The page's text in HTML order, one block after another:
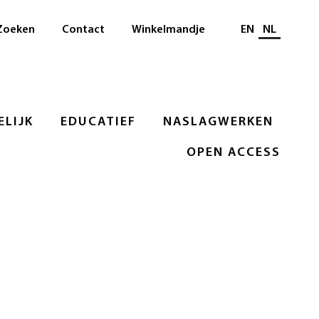
EDUCATIEF NASLAGWERKEN
OPEN ACCESS
Contact Winkelmandje Selecteer taal
EN NL